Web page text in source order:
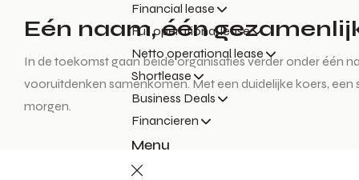
Financial lease
Full operational lease
Netto operational lease
Shortlease
Business Deals
Financieren
Menu
Eén naam, één
In de toekomst gaan beide organisaties verder onder één
vooruitdenken samenkomen. Met een duidelijke koers,
morgen.